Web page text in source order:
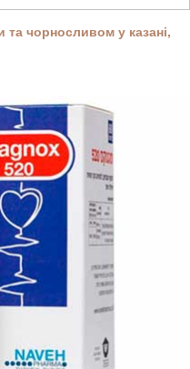
чорносливом у казані,